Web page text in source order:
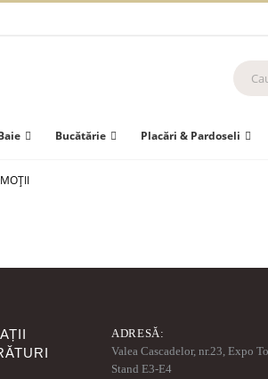
Bucătărie Placări & Pardoseli
ADRESĂ:
Valea Cascadelor, nr.23, Expo
Stand E3-E4